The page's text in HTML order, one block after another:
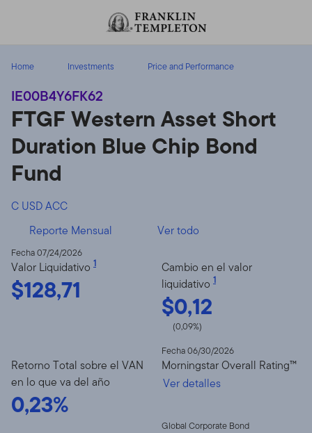
Home Investments Price and Performance
IE00B4Y6FK62
FTGF Western Asset Short
Duration Blue Chip Bond
Fund
C USD ACC
Reporte Mensual
Ver todo
Fecha 07/24/2026
Valor Liquidativo 1
$128,71
Cambio en el valor
liquidativo 1
$0,12
(0,09%)
Retorno Total sobre el VAN
en lo que va del año
0,23%
Fecha 06/30/2026
Morningstar Overall Rating™
Ver detalles
Global Corporate Bond